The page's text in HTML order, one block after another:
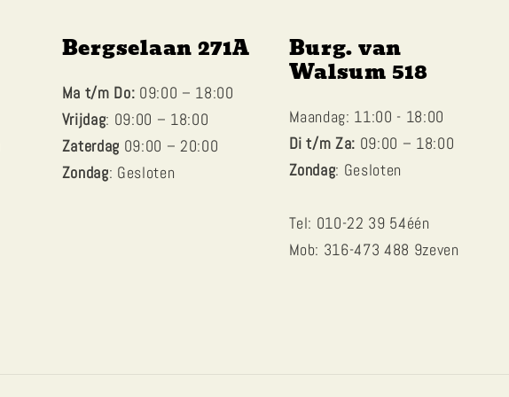
Bergselaan 271A
Ma t/m Do: 09:00 – 18:00
Vrijdag: 09:00 – 18:00
Zaterdag 09:00 – 20:00
Zondag: Gesloten
Burg. van
Walsum 518
Maandag: 11:00 - 18:00
Di t/m Za: 09:00 – 18:00
Zondag: Gesloten
Tel: 010-22 39 54één
Mob: 316-473 488 9zeven